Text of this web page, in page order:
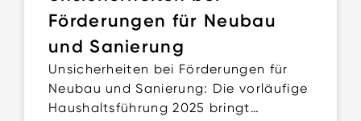
Förderungen für Neubau
und Sanierung
Unsicherheiten bei Förderungen für
Neubau und Sanierung: Die vorläufige
Haushaltsführung 2025 bringt